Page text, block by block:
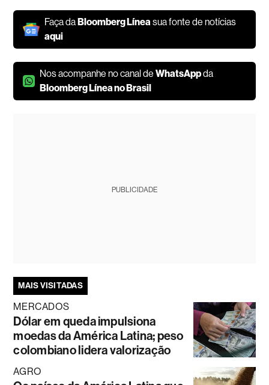
Faça daBloomberg Líneasua fonte de notícias
aqui
Nos acompanhe no canal deWhatsAppda
Bloomberg Línea no Brasil
PUBLICIDADE
MAIS VISITADAS
MERCADOS
Dólar em queda impulsiona
moedas da América Latina; peso
colombiano lidera valorização
AGRO